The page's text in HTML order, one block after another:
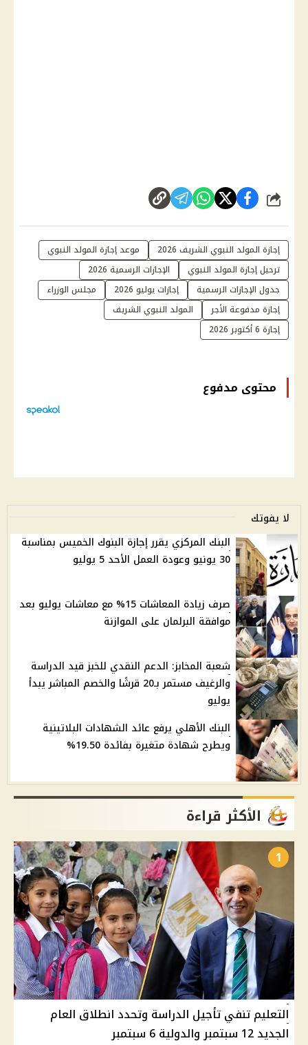
شارك
إجازة المولد النبوي الشريف 2026
موعد إجازة المولد النبوي
ترحيل إجازة المولد النبوي
الإجازات الرسمية 2026
جدول الإجازات الرسمية
إجازات يوليو 2026
مجلس الوزراء
إجازة مدفوعة الأجر
المولد النبوي الشريف
إجازة 6 أكتوبر 2026
محتوى مدفوع
لا يفوتك
البنك المركزي يقرر إجازة البنوك الخميس بمناسبة
30 يونيو وعودة العمل الأحد 5 يوليو
صرف زيادة المعاشات 15% مع معاشات يوليو بعد
موافقة البرلمان على الموازنة
شعبة المخابز: الدعم النقدي للخبز قيد الدراسة
والرغيف مستمر بـ20 قرشًا والخصم المباشر يبدأ
يوليو
البنك الأهلي يرفع عائد الشهادات البلاتينية
ويطرح شهادة متغيرة بفائدة 19.50%
الأكثر قراءة
1
التعليم تنفي تأجيل الدراسة وتحدد انطلاق العام
الجديد 12 سبتمبر والدولية 6 سبتمبر